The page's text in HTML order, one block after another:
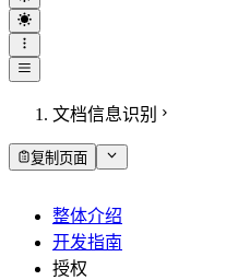
文档信息识别
复制页面
整体介绍
开发指南
授权